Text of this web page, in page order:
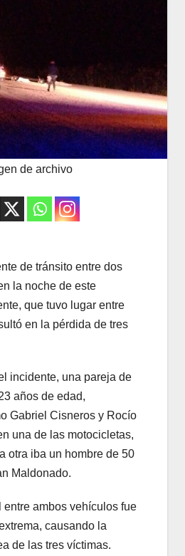
de archivo
de tránsito entre dos
la noche de este
que tuvo lugar entre
en la pérdida de tres
incidente, una pareja de
años de edad,
Gabriel Cisneros y Rocío
una de las motocicletas,
otra iba un hombre de 50
Maldonado.
entre ambos vehículos fue
causando la
de las tres víctimas.